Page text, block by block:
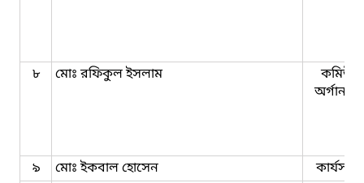
৮ মোঃ রফিকুল ইসলাম
৯ মোঃ ইকবাল হোসেন